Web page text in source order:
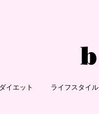
イエット ライフスタイル